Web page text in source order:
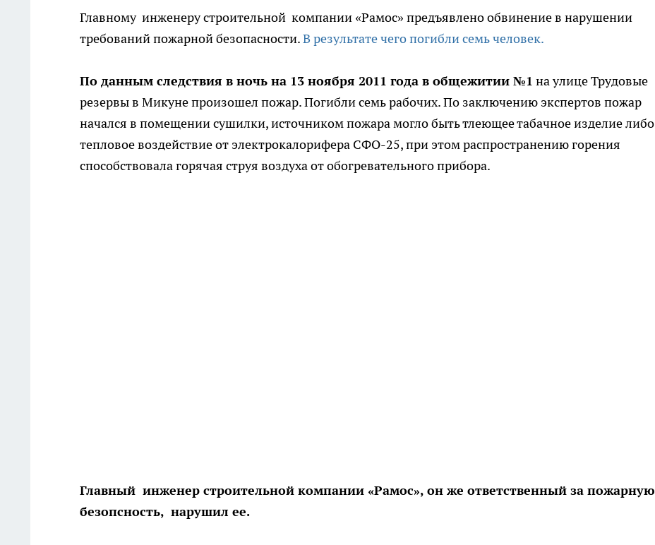
Главному инженеру строительной компании «Рамос» предъявлено обвинение в нарушении
требований пожарной безопасности.В результате чего погибли семь человек.
По данным следствия в ночь на 13 ноября 2011 года в общежитии №1 на улице Трудовые
резервы в Микуне произошел пожар. Погибли семь рабочих. По заключению экспертов пожар
начался в помещении сушилки, источником пожара могло быть тлеющее табачное изделие либо
тепловое воздействие от электрокалорифера СФО-25, при этом распространению горения
способствовала горячая струя воздуха от обогревательного прибора.
Главный инженер строительной компании «Рамос», он же ответственный за пожарную
безопсность, нарушил ее.